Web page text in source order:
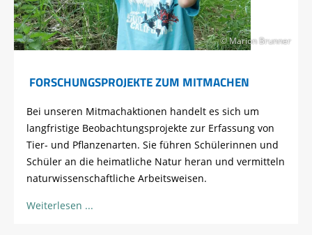
© Marion Brunner
FORSCHUNGSPROJEKTE ZUM MITMACHEN
Bei unseren Mitmachaktionen handelt es sich um
langfristige Beobachtungsprojekte zur Erfassung von
Tier- und Pflanzenarten. Sie führen Schülerinnen und
Schüler an die heimatliche Natur heran und vermitteln
naturwissenschaftliche Arbeitsweisen.
Weiterlesen